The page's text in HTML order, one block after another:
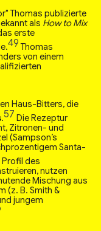
Thomas publizierte
als How to Mix
erste
49Thomas
von einem
Haus-Bitters, die
.57 Die Rezeptur
Zitronen- und
(Sampson’s
Santa-
Profil des
nutzen
Mischung aus
(z. B. Smith &
jungem